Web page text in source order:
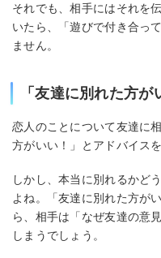
それでも、相手にはそれを
いたら、「遊びで付き合っ
ません。
「友達に別れた方が
恋人のことについて友達に
方がいい！」とアドバイス
しかし、本当に別れるかど
よね。「友達に別れた方が
ら、相手は「なぜ友達の意
しまうでしょう。